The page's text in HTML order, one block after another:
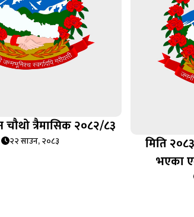
चौथो त्रैमासिक २०८२/८३
२२ साउन, २०८३
मिति
भएका